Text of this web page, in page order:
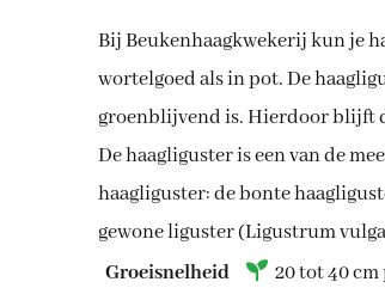
Bij Beukenhaagkwekerij kun je
wortelgoed als in pot. De
groenblijvend is. Hierdoor blijft
De haagliguster is een van de
haagliguster: de bonte
gewone liguster (Ligustrum
Groeisnelheid
20 tot 40 cm